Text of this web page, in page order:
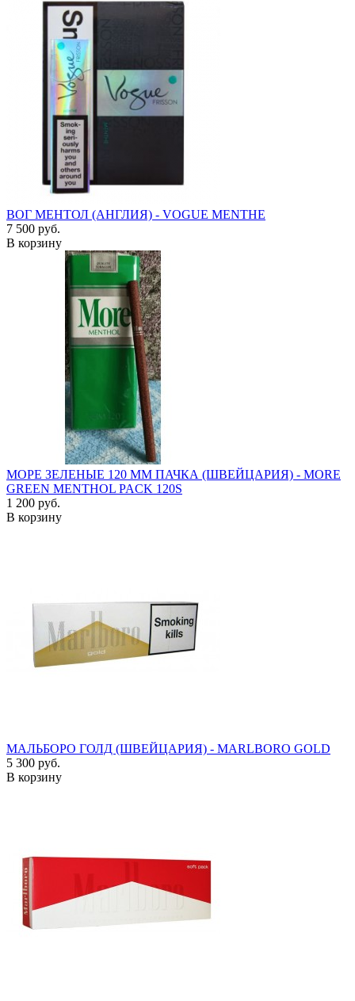
ВОГ МЕНТОЛ (АНГЛИЯ) - VOGUE MENTHE
7 500 руб.
В корзину
МОРЕ ЗЕЛЕНЫЕ 120 ММ ПАЧКА (ШВЕЙЦАРИЯ) - MORE
GREEN MENTHOL PACK 120S
1 200 руб.
В корзину
МАЛЬБОРО ГОЛД (ШВЕЙЦАРИЯ) - MARLBORO GOLD
5 300 руб.
В корзину